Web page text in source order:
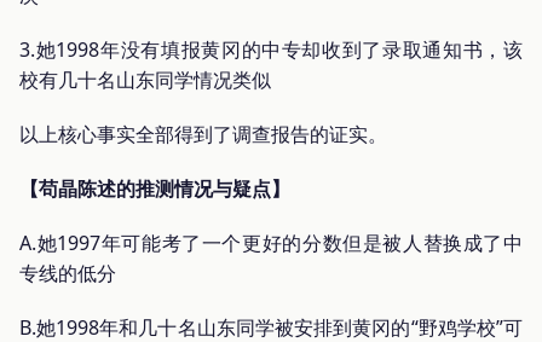
3.她1998年没有填报黄冈的中专却收到了录取通知书，该
校有几十名山东同学情况类似
以上核心事实全部得到了调查报告的证实。
【苟晶陈述的推测情况与疑点】
A.她1997年可能考了一个更好的分数但是被人替换成了中
专线的低分
B.她1998年和几十名山东同学被安排到黄冈的“野鸡学校”可